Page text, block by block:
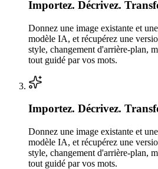
Importez. Décrivez.
Donnez une image existante et
modèle IA, et récupérez une
style, changement d'arrière-plan,
tout guidé par vos mots.
Importez. Décrivez.
Donnez une image existante et
modèle IA, et récupérez une
style, changement d'arrière-plan,
tout guidé par vos mots.